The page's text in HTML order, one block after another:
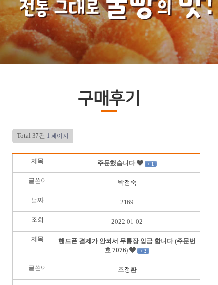
구매후기
Total 37건 1 페이지
주문했습니다 + 1
박점숙
2169
2022-01-02
핸드폰 결제가 안되서 무통장 입금 합니다 (주문번
호 7076)
+ 2
조정환